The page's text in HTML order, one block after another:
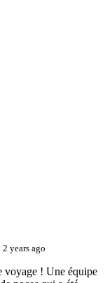
2 years ago
voyage ! Une équipe